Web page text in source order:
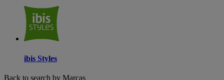
ibis Styles
Back to search by Marcas